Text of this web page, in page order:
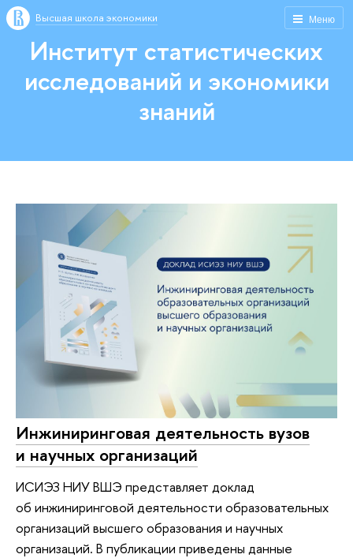
Меню
Высшая школа экономики
Институт статистических
исследований и экономики
знаний
Инжиниринговая деятельность вузов
и научных организаций
ИСИЭЗ НИУ ВШЭ представляет доклад
об инжиниринговой деятельности образовательных
организаций высшего образования и научных
организаций. В публикации приведены данные